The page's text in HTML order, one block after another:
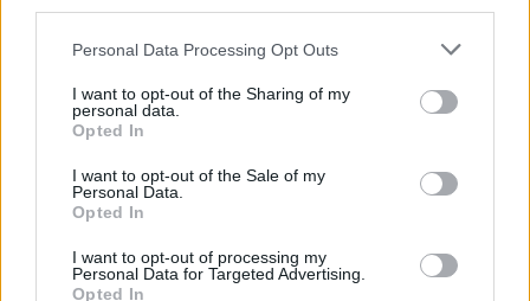
Please note that this website/app uses one or more Google
not limited to your visit or usage behaviour. You may click to
grant or deny consent to Google and its third-party tags to
use your data for below specified purposes in below Google
consent section.
Personal Data Processing Opt Outs
I want to opt-out of the Sharing of my
personal data.
Opted In
I want to opt-out of the Sale of my
Personal Data.
Opted In
I want to opt-out of processing my
Personal Data for Targeted Advertising.
Opted In
REGGELI #RTL #ADÁSRÉSZLETEK VIDEÓ
OROSZ-UKRÁN HÁBORÚ
LŐSZER #FRONT